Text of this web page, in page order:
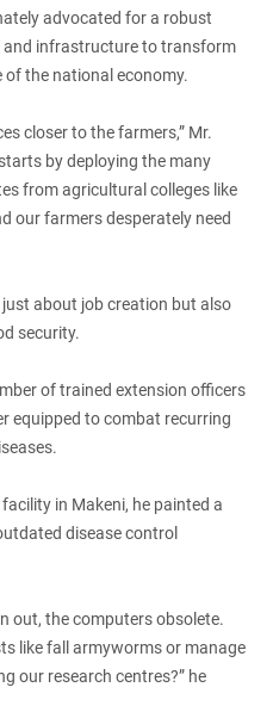
advocated for a robust
infrastructure to transform
the national economy.
closer to the farmers,” Mr.
by deploying the many
from agricultural colleges like
our farmers desperately need
just about job creation but also
security.
of trained extension officers
equipped to combat recurring
in Makeni, he painted a
disease control
out, the computers obsolete.
like fall armyworms or manage
our research centres?” he